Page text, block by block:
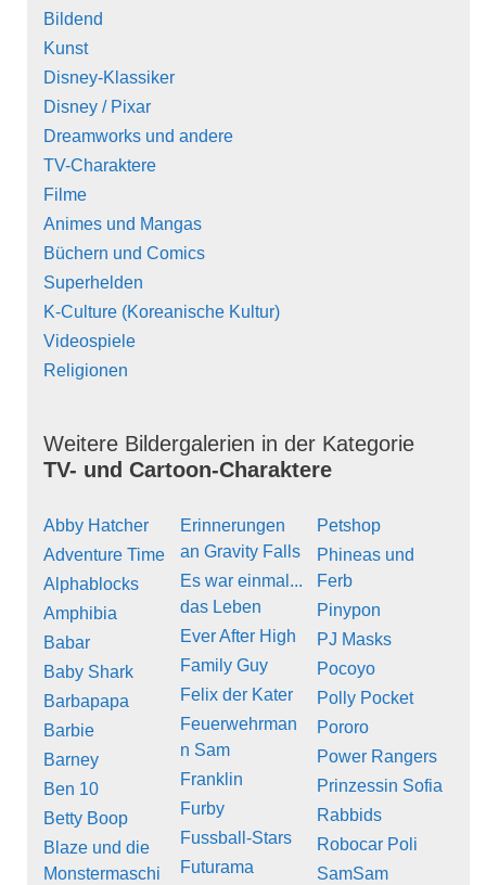
Bildend
Kunst
Disney-Klassiker
Disney / Pixar
Dreamworks und andere
TV-Charaktere
Filme
Animes und Mangas
Büchern und Comics
Superhelden
K-Culture (Koreanische Kultur)
Videospiele
Religionen
Weitere Bildergalerien in der Kategorie
TV- und Cartoon-Charaktere
Abby Hatcher
Adventure Time
Alphablocks
Amphibia
Babar
Baby Shark
Barbapapa
Barbie
Barney
Ben 10
Betty Boop
Blaze und die
Monstermaschi
Erinnerungen
an Gravity Falls
Es war einmal...
das Leben
Ever After High
Family Guy
Felix der Kater
Feuerwehrman
n Sam
Franklin
Furby
Fussball-Stars
Futurama
Petshop
Phineas und
Ferb
Pinypon
PJ Masks
Pocoyo
Polly Pocket
Pororo
Power Rangers
Prinzessin Sofia
Rabbids
Robocar Poli
SamSam